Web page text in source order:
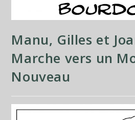
Manu, Gilles et
Marche vers un
Nouveau